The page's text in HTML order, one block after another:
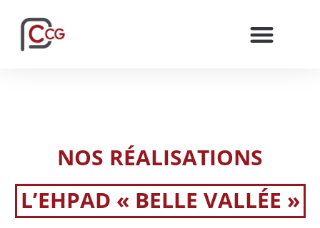
NOS RÉALISATIONS
L’EHPAD « BELLE VALLÉE »